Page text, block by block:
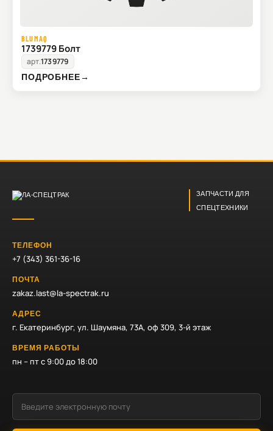
BLUMAQ
1739779 Болт
арт.1739779
ПОДРОБНЕЕ→
ЗАПЧАСТИ ДЛЯ
СПЕЦТЕХНИКИ
ТЕЛЕФОН
+7 (343) 361-36-16
ПОЧТА
zakaz.last@la-spectrak.ru
АДРЕС
г. Екатеринбург, ул. Шаумяна, 73А, оф 309, 3-й этаж
ВРЕМЯ РАБОТЫ
пн – пт с 9:00 до 18:00